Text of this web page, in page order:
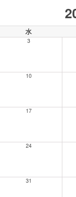
水
3
10
17
24
31